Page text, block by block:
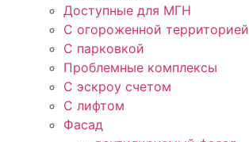
Доступные для МГН
С огороженной территорией
С парковкой
Проблемные комплексы
С эскроу счетом
С лифтом
Фасад